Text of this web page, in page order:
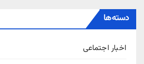
دسته‌ها
اخبار اجتماعی